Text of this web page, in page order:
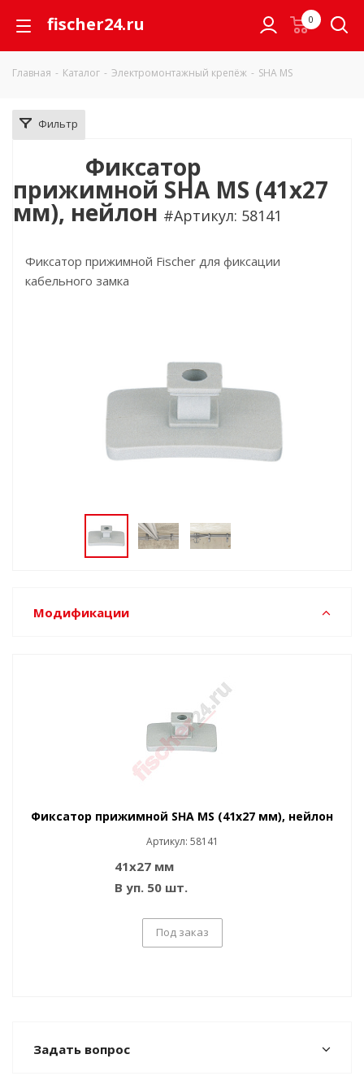
fischer24.ru 0
Главная - Каталог - Электромонтажный крепёж - SHA MS
Фильтр
Фиксатор
прижимной SHA MS (41х27
мм), нейлон #Артикул: 58141
Фиксатор прижимной Fischer для фиксации
кабельного замка
Модификации
Фиксатор прижимной SHA MS (41х27 мм), нейлон
Артикул: 58141
41х27 мм
В уп. 50 шт.
Под заказ
Задать вопрос